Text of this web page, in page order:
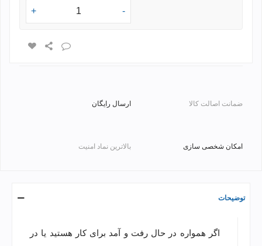
-
+
ضمانت اصالت کالا ارسال رایگان
امکان شخصی سازی بالاترین نماد امنیت
توضیحات
اگر همواره در حال رفت و آمد برای کار هستید یا در